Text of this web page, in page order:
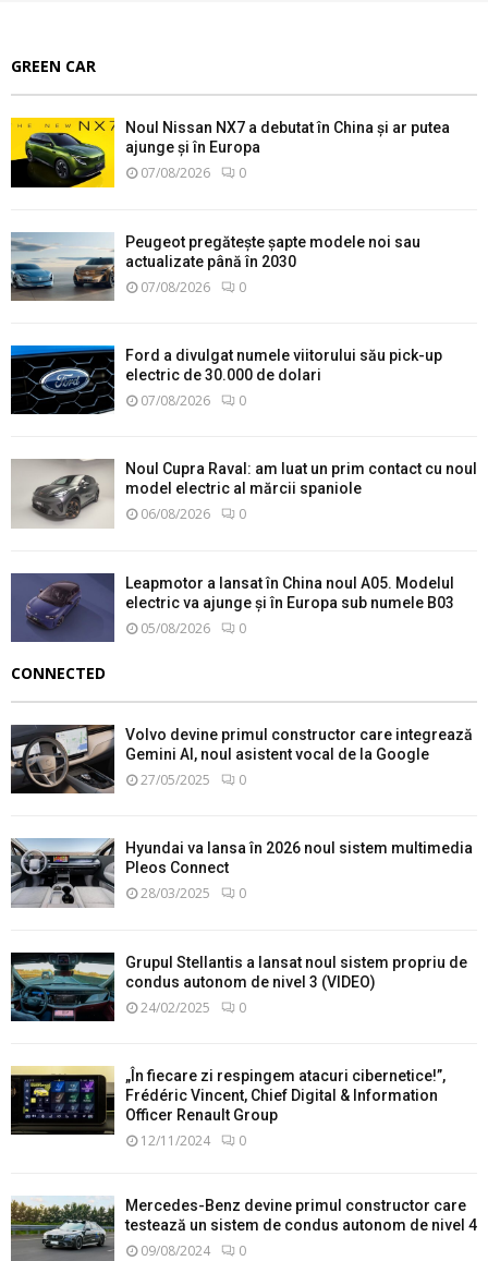
GREEN CAR
Noul Nissan NX7 a debutat în China și ar putea
ajunge și în Europa
07/08/2026 0
Peugeot pregătește șapte modele noi sau
actualizate până în 2030
07/08/2026 0
Ford a divulgat numele viitorului său pick-up
electric de 30.000 de dolari
07/08/2026 0
Noul Cupra Raval: am luat un prim contact cu noul
model electric al mărcii spaniole
06/08/2026 0
Leapmotor a lansat în China noul A05. Modelul
electric va ajunge și în Europa sub numele B03
05/08/2026 0
CONNECTED
Volvo devine primul constructor care integrează
Gemini AI, noul asistent vocal de la Google
27/05/2025 0
Hyundai va lansa în 2026 noul sistem multimedia
Pleos Connect
28/03/2025 0
Grupul Stellantis a lansat noul sistem propriu de
condus autonom de nivel 3 (VIDEO)
24/02/2025 0
„În fiecare zi respingem atacuri cibernetice!”,
Frédéric Vincent, Chief Digital & Information
Officer Renault Group
12/11/2024 0
Mercedes-Benz devine primul constructor care
testează un sistem de condus autonom de nivel 4
09/08/2024 0